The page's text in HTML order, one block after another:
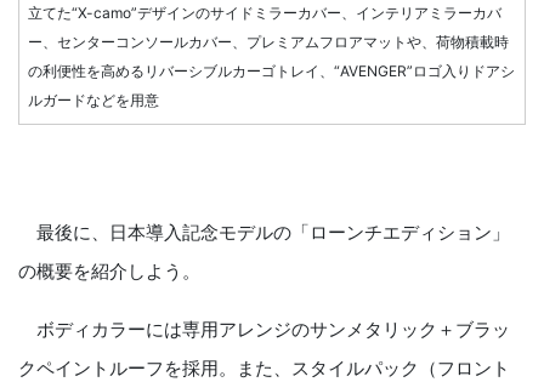
立てた“X-camo”デザインのサイドミラーカバー、インテリアミラーカバ
ー、センターコンソールカバー、プレミアムフロアマットや、荷物積載時
の利便性を高めるリバーシブルカーゴトレイ、“AVENGER”ロゴ入りドアシ
ルガードなどを用意
最後に、日本導入記念モデルの「ローンチエディション」
の概要を紹介しよう。
ボディカラーには専用アレンジのサンメタリック＋ブラッ
クペイントルーフを採用。また、スタイルパック（フロント